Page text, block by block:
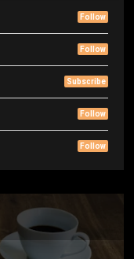
Follow
Follow
Subscribe
Follow
Follow